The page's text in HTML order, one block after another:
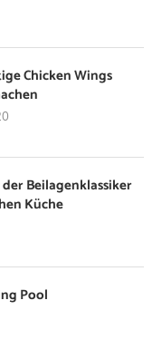
Chicken Wings
der Beilagenklassiker
Küche
Pool